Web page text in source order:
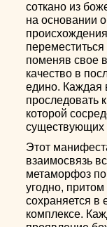
соткано из
на основании
поменяв свое
качество в
едино. Каждая
проследовать
которой
существующих
Этот
взаимосвязь
метаморфоз
угодно, притом
сохраняется в
комплексе.